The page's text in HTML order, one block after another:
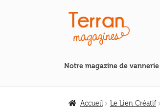
Aller
à
la
Aller
au
contenu
Notre magazine de vannerie
Accueil Le Lien Créatif